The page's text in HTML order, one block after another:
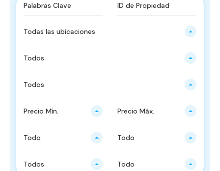
Todas las ubicaciones
Todos
Todos
Precio Mín. Precio Máx.
Todo Todo
Todos Todo